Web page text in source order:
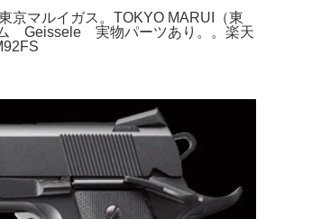
京マルイガス。TOKYO MARUI（東
ム Geissele 実物パーツあり。。楽天